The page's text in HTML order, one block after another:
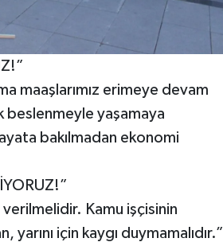
maaşlarımız erimeye devam
beslenmeyle yaşamaya
bakılmadan ekonomi
Kamu işçisinin
yarını için kaygı duymamalıdır.”